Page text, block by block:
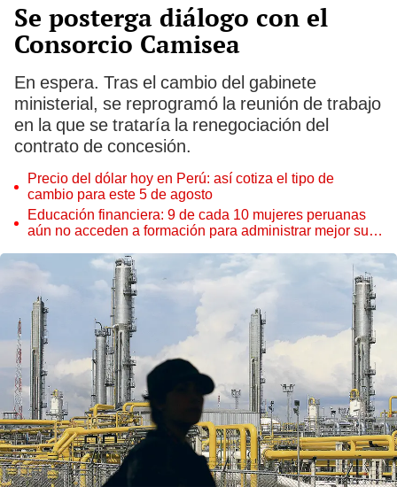
Se posterga diálogo con el
Consorcio Camisea
En espera. Tras el cambio del gabinete
ministerial, se reprogramó la reunión de trabajo
en la que se trataría la renegociación del
contrato de concesión.
Precio del dólar hoy en Perú: así cotiza el tipo de
cambio para este 5 de agosto
Educación financiera: 9 de cada 10 mujeres peruanas
aún no acceden a formación para administrar mejor su